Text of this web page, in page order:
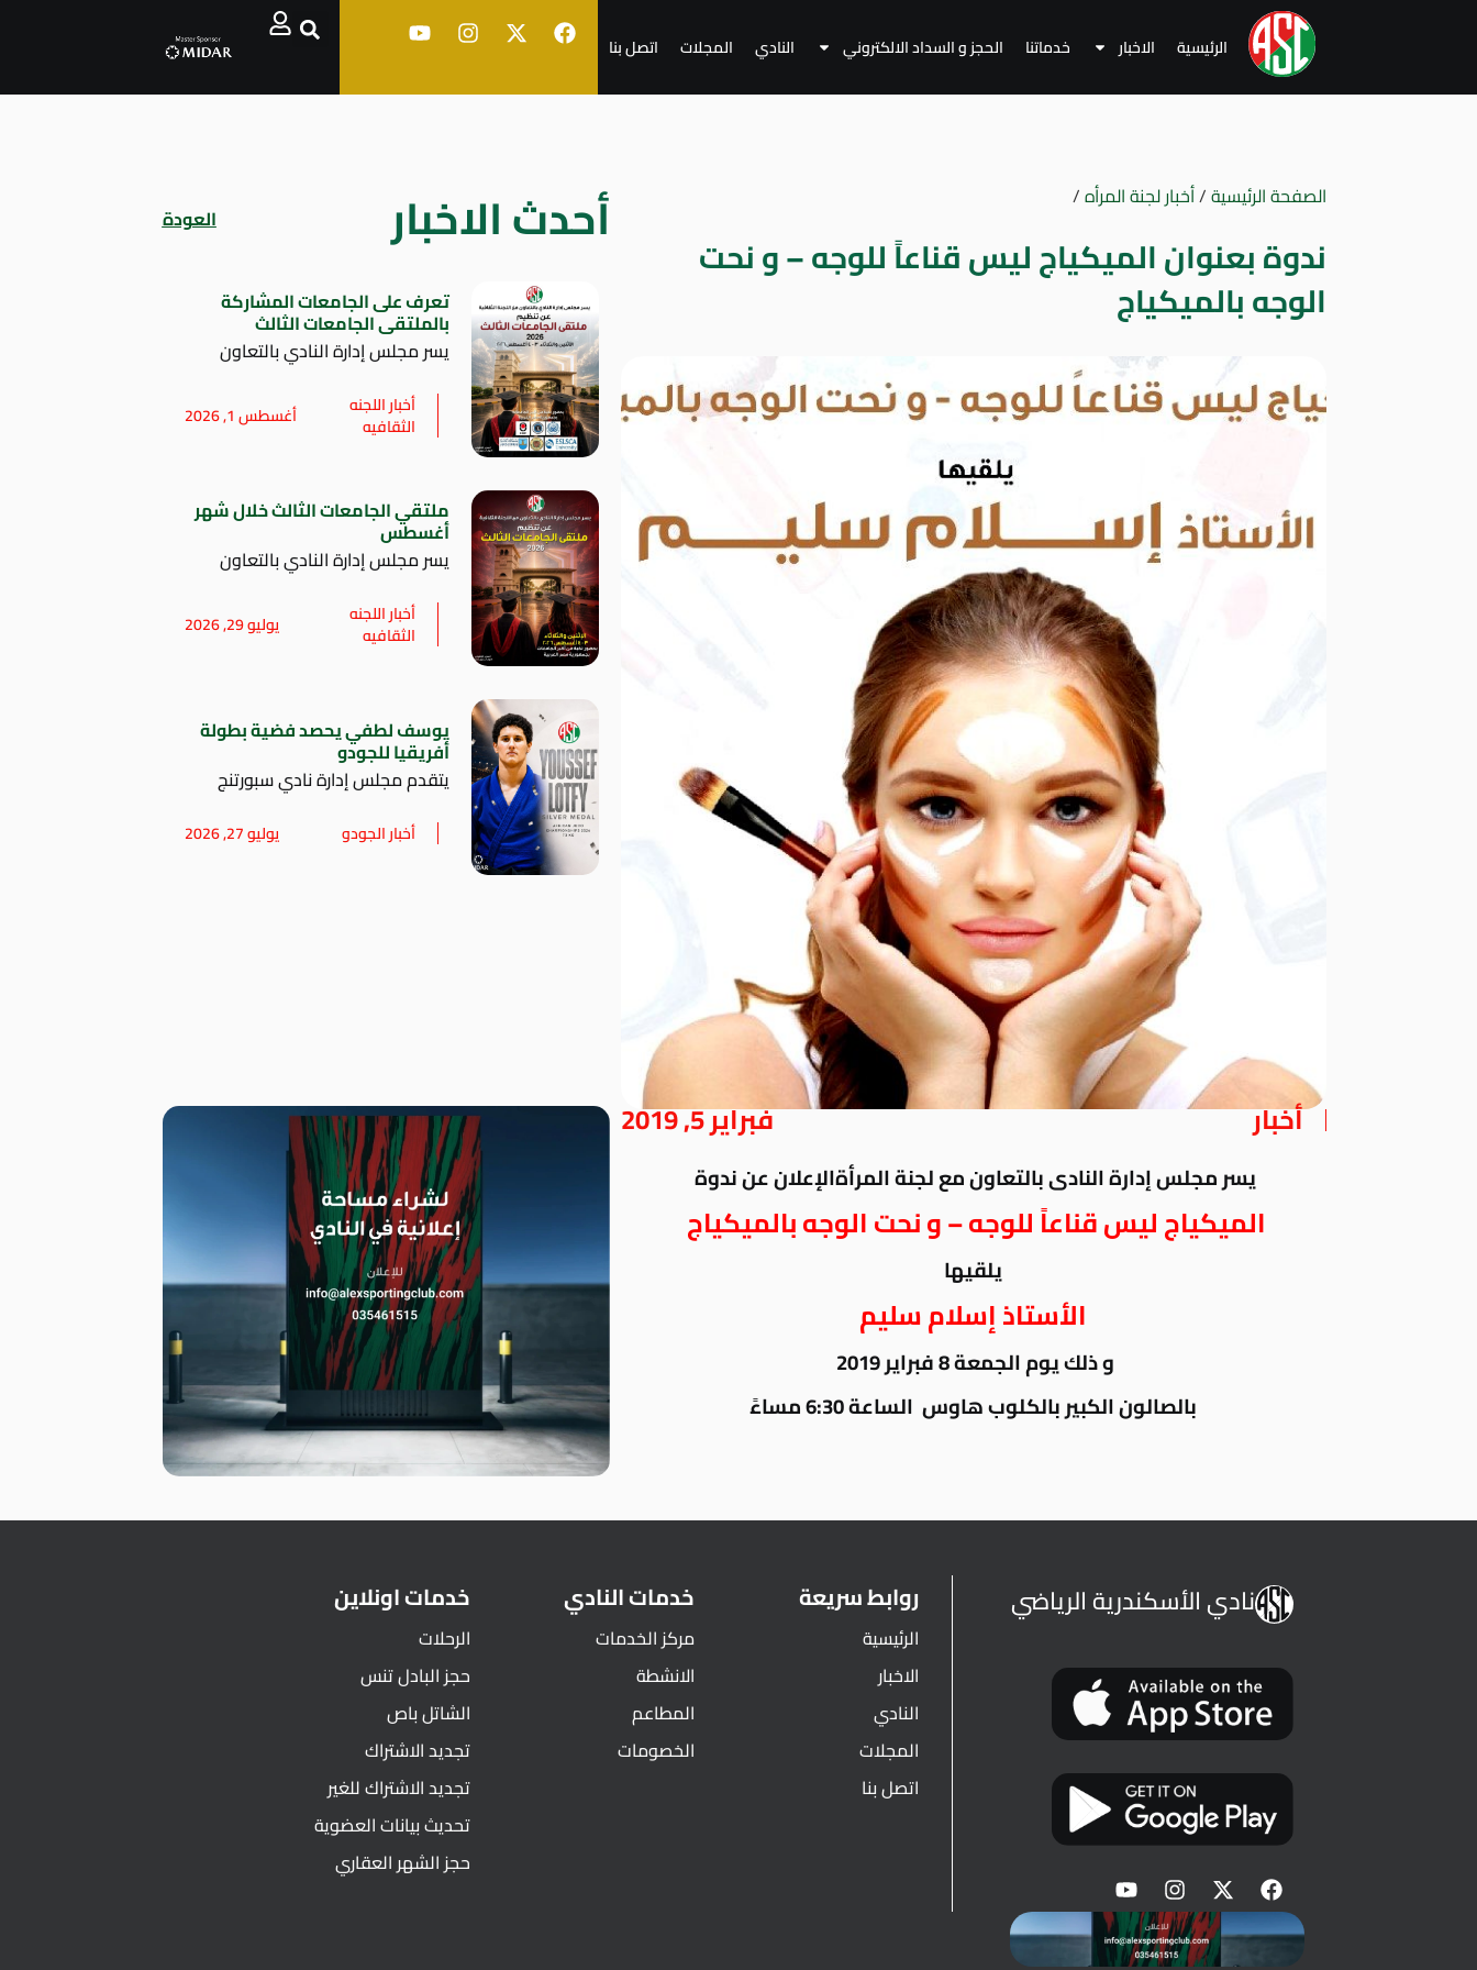
الرئيسية الاخبار خدماتنا الحجز و السداد الالكتروني النادي المجلات اتصل بنا
الصفحة الرئيسية/أخبار لجنة المرأه/
ندوة بعنوان الميكياج ليس قناعاً للوجه – و نحت
الوجه بالميكياج
أخبار فبراير 5, 2019
يسر مجلس إدارة النادى بالتعاون مع لجنة المرأةالإعلان عن ندوة
الميكياج ليس قناعاً للوجه – و نحت الوجه بالميكياج
يلقيها
الأستاذ إسلام سليم
و ذلك يوم الجمعة 8 فبراير 2019
بالصالون الكبير بالكلوب هاوس الساعة 6:30 مساءً
أحدث الاخبار العودة
تعرف على الجامعات المشاركة
بالملتقى الجامعات الثالث
يسر مجلس إدارة النادي بالتعاون
أخبار اللجنه
الثقافيه أغسطس 1, 2026
ملتقي الجامعات الثالث خلال شهر
أغسطس
يسر مجلس إدارة النادي بالتعاون
أخبار اللجنه
الثقافيه يوليو 29, 2026
يوسف لطفي يحصد فضية بطولة
أفريقيا للجودو
يتقدم مجلس إدارة نادي سبورتنج
أخبار الجودو يوليو 27, 2026
نادي الأسكندرية الرياضي روابط سريعة
الرئيسية
الاخبار
النادي
المجلات
اتصل بنا
خدمات النادي
مركز الخدمات
الانشطة
المطاعم
الخصومات
خدمات اونلاين
الرحلات
حجز البادل تنس
الشاتل باص
تجديد الاشتراك
تجديد الاشتراك للغير
تحديث بيانات العضوية
حجز الشهر العقاري